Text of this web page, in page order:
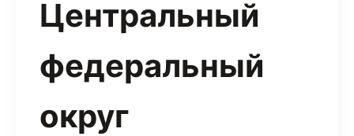
Центральный
федеральный
округ